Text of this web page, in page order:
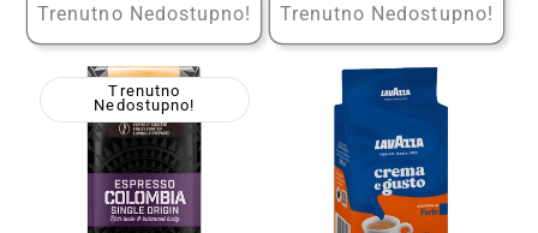
Trenutno Nedostupno! Trenutno Nedostupno!
Trenutno
Nedostupno!